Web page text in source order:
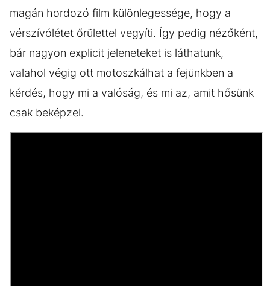
magán hordozó film különlegessége, hogy a
vérszívólétet őrülettel vegyíti. Így pedig nézőként,
bár nagyon explicit jeleneteket is láthatunk,
valahol végig ott motoszkálhat a fejünkben a
kérdés, hogy mi a valóság, és mi az, amit hősünk
csak beképzel.